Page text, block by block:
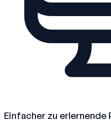
Einfacher zu